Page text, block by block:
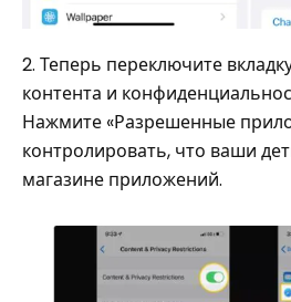
2. Теперь переключите
контента и
Нажмите «Разрешенные
контролировать, что ваши
магазине приложений.